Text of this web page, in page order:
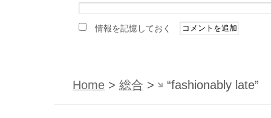
情報を記憶しておく
Home > 総合 > “fashionably late”